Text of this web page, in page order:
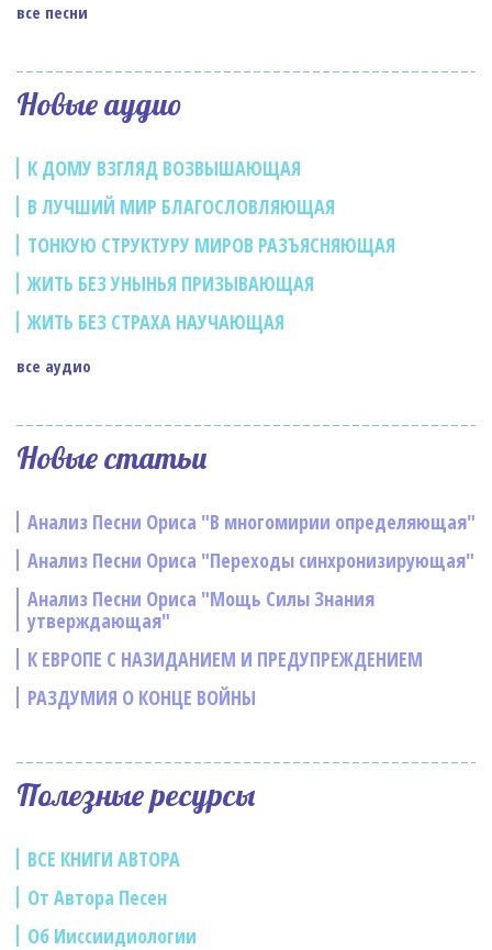
все песни
Новые аудио
К ДОМУ ВЗГЛЯД ВОЗВЫШАЮЩАЯ
В ЛУЧШИЙ МИР БЛАГОСЛОВЛЯЮЩАЯ
ТОНКУЮ СТРУКТУРУ МИРОВ РАЗЪЯСНЯЮЩАЯ
ЖИТЬ БЕЗ УНЫНЬЯ ПРИЗЫВАЮЩАЯ
ЖИТЬ БЕЗ СТРАХА НАУЧАЮЩАЯ
все аудио
Новые статьи
Анализ Песни Ориса "В многомирии определяющая"
Анализ Песни Ориса "Переходы синхронизирующая"
Анализ Песни Ориса "Мощь Силы Знания
утверждающая"
К ЕВРОПЕ С НАЗИДАНИЕМ И ПРЕДУПРЕЖДЕНИЕМ
РАЗДУМИЯ О КОНЦЕ ВОЙНЫ
Полезные ресурсы
ВСЕ КНИГИ АВТОРА
От Автора Песен
Об Ииссиидиологии